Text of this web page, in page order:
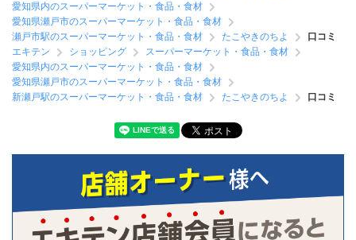
愛知県内のスーパーマーケット・食品・食材
愛知県瀬戸市のスーパーマーケット・食品・食材
瀬戸市駅のスーパーマーケット・食品・食材
たこやきのちよ
口コミ
エキテン
ショッピング
スーパーマーケット・食品・食材
愛知県内のスーパーマーケット・食品・食材
愛知県瀬戸市のスーパーマーケット・食品・食材
新瀬戸駅のスーパーマーケット・食品・食材
たこやきのちよ 口コミ